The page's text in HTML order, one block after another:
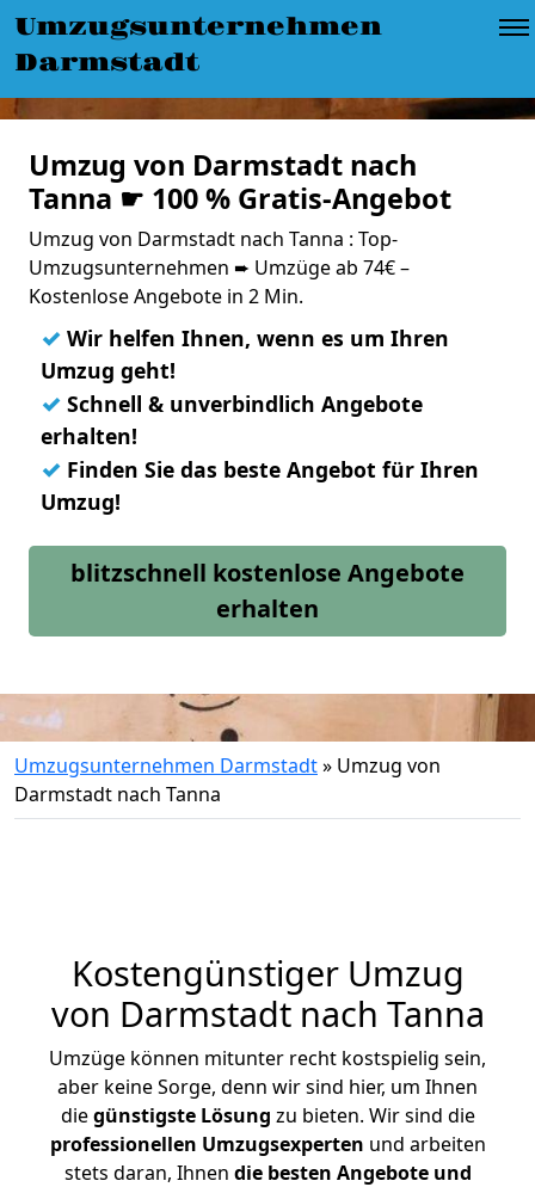
Umzugsunternehmen
Darmstadt
Umzug von Darmstadt nach
Tanna ☛ 100 % Gratis-Angebot
Umzug von Darmstadt nach Tanna : Top-
Umzugsunternehmen ➨ Umzüge ab 74€ –
Kostenlose Angebote in 2 Min.
✓ Wir helfen Ihnen, wenn es um Ihren
Umzug geht!
✓ Schnell & unverbindlich Angebote
erhalten!
✓ Finden Sie das beste Angebot für Ihren
Umzug!
blitzschnell kostenlose Angebote
erhalten
Umzugsunternehmen Darmstadt» Umzug von
Darmstadt nach Tanna
Kostengünstiger Umzug
von Darmstadt nach Tanna
Umzüge können mitunter recht kostspielig sein,
aber keine Sorge, denn wir sind hier, um Ihnen
diegünstigste Lösung zu bieten. Wir sind die
professionellen Umzugsexperten und arbeiten
stets daran, Ihnen die besten Angebote und